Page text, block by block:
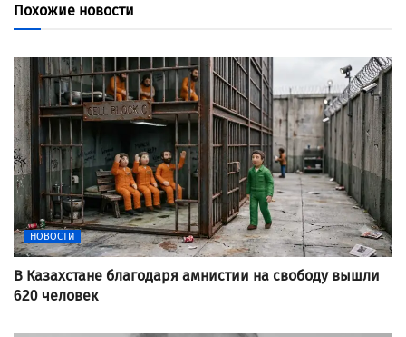
Похожие новости
НОВОСТИ
В Казахстане благодаря амнистии на свободу вышли
620 человек